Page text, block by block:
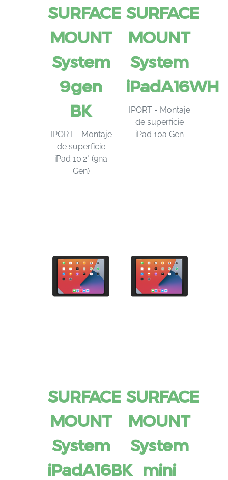
SURFACE
MOUNT
System
9gen
BK
IPORT - Montaje
de superficie
iPad 10.2" (9na
Gen)
SURFACE
MOUNT
System
iPadA16WH
IPORT - Montaje
de superficie
iPad 10a Gen
SURFACE
MOUNT
System
iPadA16BK
SURFACE
MOUNT
System
mini